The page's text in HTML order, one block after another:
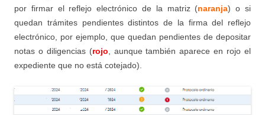
por firmar el reflejo electrónico de la matriz (naranja) o si
quedan trámites pendientes distintos de la firma del reflejo
electrónico, por ejemplo, que quedan pendientes de depositar
notas o diligencias (rojo , aunque también aparece en rojo el
expediente que no está cotejado).